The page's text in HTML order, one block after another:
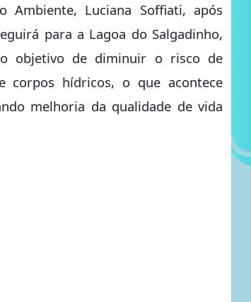
Luciana Soffiati, após
para a Lagoa do Salgadinho,
objetivo de diminuir o risco de
corpos hídricos, o que acontece
melhoria da qualidade de vida